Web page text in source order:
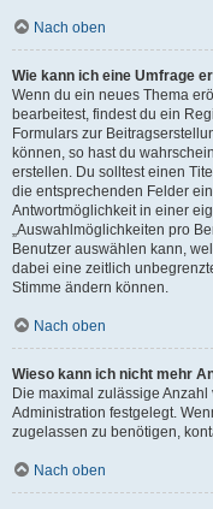
Nach oben
Wie kann ich eine Umfrage
Wenn du ein neues Thema
bearbeitest, findest du ein
Formulars zur
können, so hast du
erstellen. Du solltest einen
die entsprechenden Felder
Antwortmöglichkeit in einer
„Auswahlmöglichkeiten pro
Benutzer auswählen kann,
dabei eine zeitlich
Stimme ändern können.
Nach oben
Wieso kann ich nicht mehr
Die maximal zulässige
Administration festgelegt.
zugelassen zu benötigen,
Nach oben